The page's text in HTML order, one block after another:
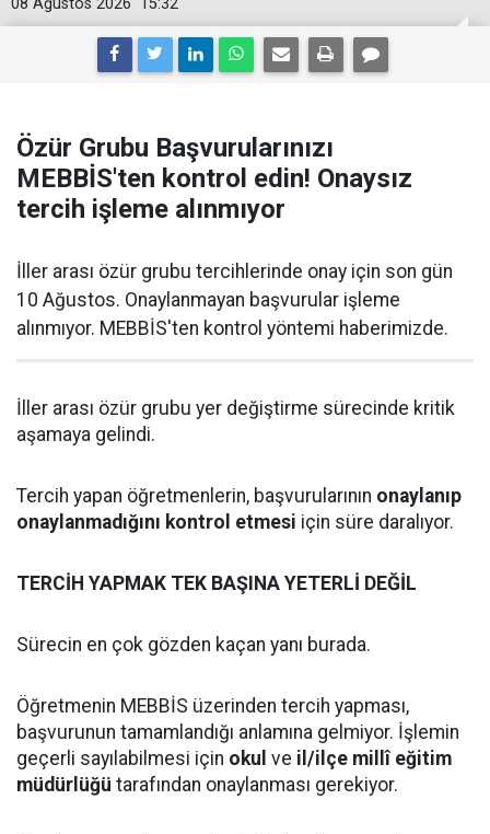
15:32
08 Ağustos 2026
Özür Grubu Başvurularınızı
MEBBİS'ten kontrol edin! Onaysız
tercih işleme alınmıyor
İller arası özür grubu tercihlerinde onay için son gün
10 Ağustos. Onaylanmayan başvurular işleme
alınmıyor. MEBBİS'ten kontrol yöntemi haberimizde.
İller arası özür grubu yer değiştirme sürecinde kritik
aşamaya gelindi.
Tercih yapan öğretmenlerin, başvurularının onaylanıp
onaylanmadığını kontrol etmesi için süre daralıyor.
TERCİH YAPMAK TEK BAŞINA YETERLİ DEĞİL
Sürecin en çok gözden kaçan yanı burada.
Öğretmenin MEBBİS üzerinden tercih yapması,
başvurunun tamamlandığı anlamına gelmiyor. İşlemin
geçerli sayılabilmesi için okul ve il/ilçe millî eğitim
müdürlüğü tarafından onaylanması gerekiyor.